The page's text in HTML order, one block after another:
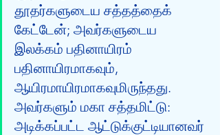
தூதர்களுடைய சத்தத்தைக்
கேட்டேன்; அவர்களுடைய
இலக்கம் பதினாயிரம்
பதினாயிரமாகவும்,
ஆயிரமாயிரமாகவுமிருந்தது.
அவர்களும் மகா சத்தமிட்டு:
அடிக்கப்பட்ட ஆட்டுக்குட்டியானவர்